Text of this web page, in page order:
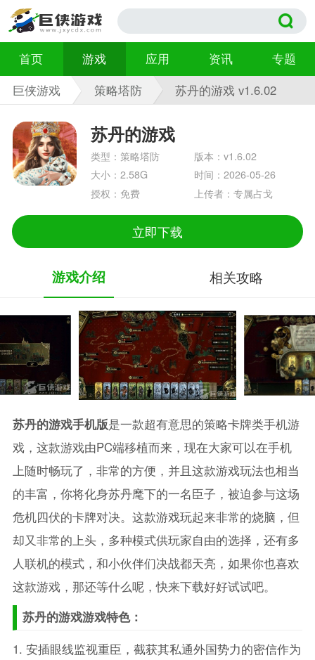
首页 游戏 应用 资讯
专题
巨侠游戏
策略塔防 苏丹的游戏 v1.6.02
苏丹的游戏
类型：策略塔防
版本：v1.6.02
大小：2.58G
时间：2026-05-26
授权：免费
上传者：专属占戈
立即下载
游戏介绍 相关攻略
苏丹的游戏手机版是一款超有意思的策略卡牌类手机游
戏，这款游戏由PC端移植而来，现在大家可以在手机
上随时畅玩了，非常的方便，并且这款游戏玩法也相当
的丰富，你将化身苏丹麾下的一名臣子，被迫参与这场
危机四伏的卡牌对决。这款游戏玩起来非常的烧脑，但
却又非常的上头，多种模式供玩家自由的选择，还有多
人联机的模式，和小伙伴们决战都天亮，如果你也喜欢
这款游戏，那还等什么呢，快来下载好好试试吧。
苏丹的游戏游戏特色：
1. 安插眼线监视重臣，截获其私通外国势力的密信作为